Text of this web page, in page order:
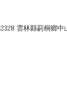
雲林縣莿桐鄉中